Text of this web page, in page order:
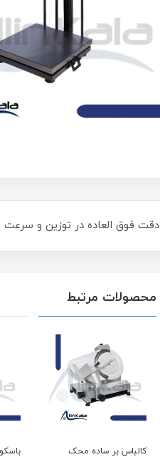
دقت فوق العاده در توزین و سرعت بالا در پایدار شدن وزندارای، 350
محصولات مرتبط
کالباس بر ساده محک